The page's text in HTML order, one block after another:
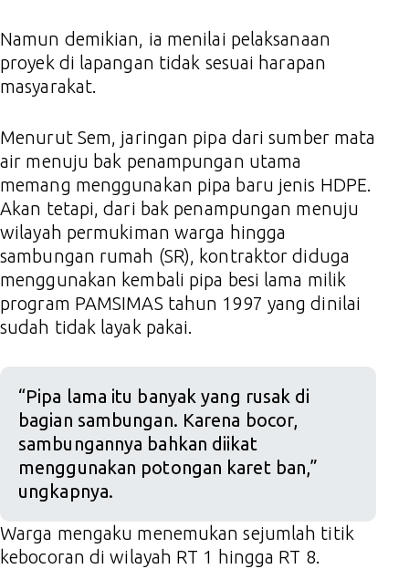
Namun demikian, ia menilai pelaksanaan
proyek di lapangan tidak sesuai harapan
masyarakat.
Menurut Sem, jaringan pipa dari sumber mata
air menuju bak penampungan utama
memang menggunakan pipa baru jenis HDPE.
Akan tetapi, dari bak penampungan menuju
wilayah permukiman warga hingga
sambungan rumah (SR), kontraktor diduga
menggunakan kembali pipa besi lama milik
program PAMSIMAS tahun 1997 yang dinilai
sudah tidak layak pakai.
“Pipa lama itu banyak yang rusak di
bagian sambungan. Karena bocor,
sambungannya bahkan diikat
menggunakan potongan karet ban,”
ungkapnya.
Warga mengaku menemukan sejumlah titik
kebocoran di wilayah RT 1 hingga RT 8.